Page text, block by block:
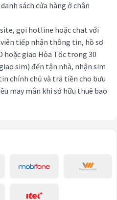
sách cửa hàng ở chân
gọi hotline hoặc chat với
viên tiếp nhận thông tin, hồ sơ
hoặc giao Hỏa Tốc trong 30
sim) đến tận nhà, nhận sim
chính chủ và trả tiền cho bưu
may mắn khi sở hữu thuê bao